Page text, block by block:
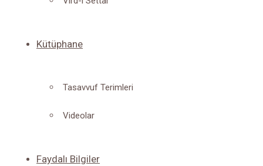
Kütüphane
Tasavvuf Terimleri
Videolar
Faydalı Bilgiler